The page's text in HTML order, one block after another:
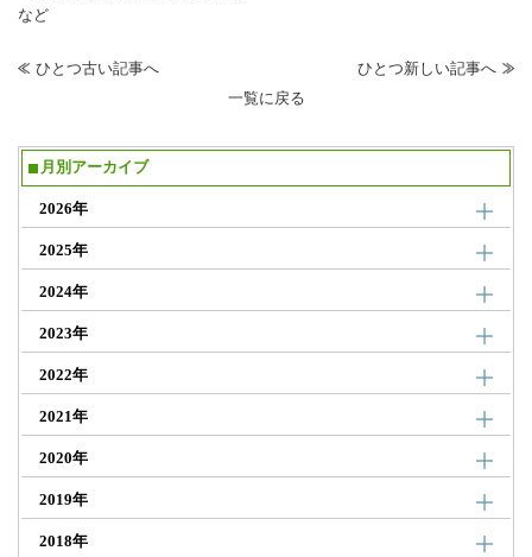
など
ひとつ古い記事へ
一覧に戻る
ひとつ新しい記事へ
月別アーカイブ
2026年
2025年
2024年
2023年
2022年
2021年
2020年
2019年
2018年